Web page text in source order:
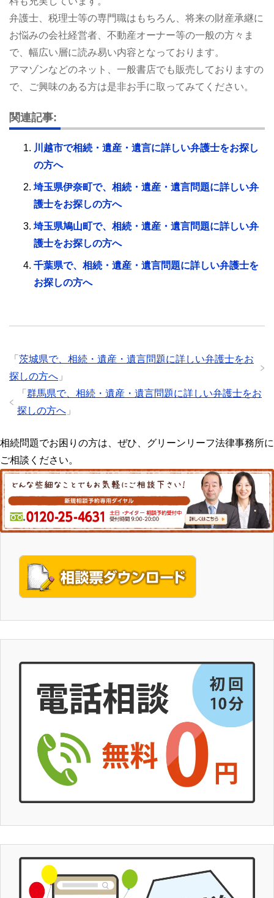
弁護士、税理士等の専門職はもちろん、将来の財産承継に
お悩みの会社経営者、不動産オーナー等の一般の方々ま
で、幅広い層に読み易い内容となっております。
アマゾンなどのネット、一般書店でも販売しておりますの
で、ご興味のある方は是非お手に取ってみてください。
関連記事:
川越市で相続・遺産・遺言に詳しい弁護士をお探し
の方へ
埼玉県伊奈町で、相続・遺産・遺言問題に詳しい弁
護士をお探しの方へ
埼玉県鳩山町で、相続・遺産・遺言問題に詳しい弁
護士をお探しの方へ
千葉県で、相続・遺産・遺言問題に詳しい弁護士を
お探しの方へ
「 茨城県で、相続・遺産・遺言問題に詳しい弁護士をお
探しの方へ 」
「 群馬県で、相続・遺産・遺言問題に詳しい弁護士をお
探しの方へ 」
相続問題でお困りの方は、ぜひ、グリーンリーフ法律事務所に
ご相談ください。